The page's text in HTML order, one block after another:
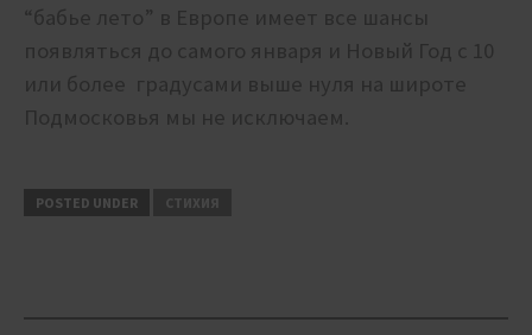
“бабье лето” в Европе имеет все шансы
появляться до самого января и Новый Год с 10
или более градусами выше нуля на широте
Подмосковья мы не исключаем.
POSTED UNDER СТИХИЯ